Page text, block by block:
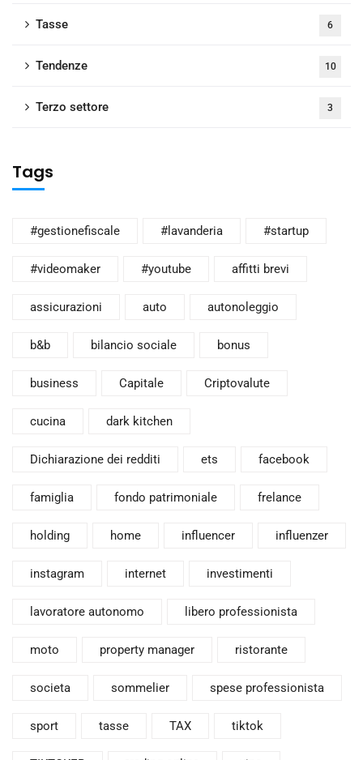
Tasse 6
Tendenze 10
Terzo settore 3
Tags
#gestionefiscale #lavanderia #startup
#videomaker #youtube affitti brevi
assicurazioni auto autonoleggio
b&b bilancio sociale bonus
business Capitale Criptovalute
cucina dark kitchen
Dichiarazione dei redditi ets facebook
famiglia fondo patrimoniale frelance
holding home influencer influenzer
instagram internet investimenti
lavoratore autonomo libero professionista
moto property manager ristorante
societa sommelier spese professionista
sport tasse TAX tiktok